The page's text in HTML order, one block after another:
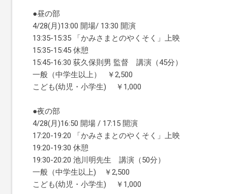
●昼の部
4/28(月)13:00 開場/ 13:30 開演
13:35-15:35 「かみさまとのやくそく」上映
15:35-15:45 休憩
15:45-16:30 荻久保則男 監督 講演（45分）
一般（中学生以上） ￥2,500
こども(幼児・小学生) ￥1,000
●夜の部
4/28(月)16:50 開場 / 17:15 開演
17:20-19:20 「かみさまとのやくそく」上映
19:20-19:30 休憩
19:30-20:20 池川明先生 講演（50分）
一般（中学生以上) ￥2,500
こども(幼児・小学生) ￥1,000